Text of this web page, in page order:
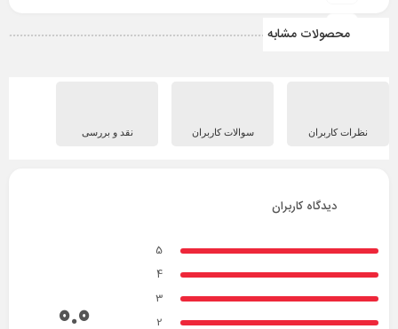
محصولات مشابه
نظرات کاربران سوالات کاربران نقد و بررسی
دیدگاه کاربران
5
4
3
2
0.0